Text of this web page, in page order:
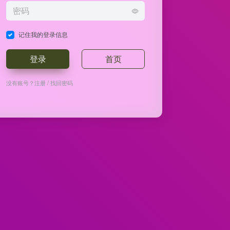
记住我的登录信息
登录 首页
没有账号？注册/找回密码